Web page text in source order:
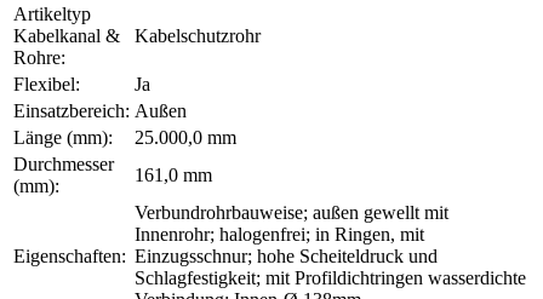
Artikeltyp
Kabelkanal &
Rohre:
Kabelschutzrohr
Flexibel:
Ja
Einsatzbereich: Außen
Länge (mm):
25.000,0 mm
Durchmesser
(mm):
161,0 mm
Eigenschaften:
Verbundrohrbauweise; außen gewellt mit
Innenrohr; halogenfrei; in Ringen, mit
Einzugsschnur; hohe Scheiteldruck und
Schlagfestigkeit; mit Profildichtringen wasserdichte